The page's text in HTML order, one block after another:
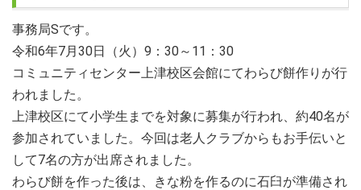
事務局Sです。
令和6年7月30日（火）9：30～11：30
コミュニティセンター上津校区会館にてわらび餅作りが行
われました。
上津校区にて小学生までを対象に募集が行われ、約40名が
参加されていました。今回は老人クラブからもお手伝いと
して7名の方が出席されました。
わらび餅を作った後は、きな粉を作るのに石臼が準備され